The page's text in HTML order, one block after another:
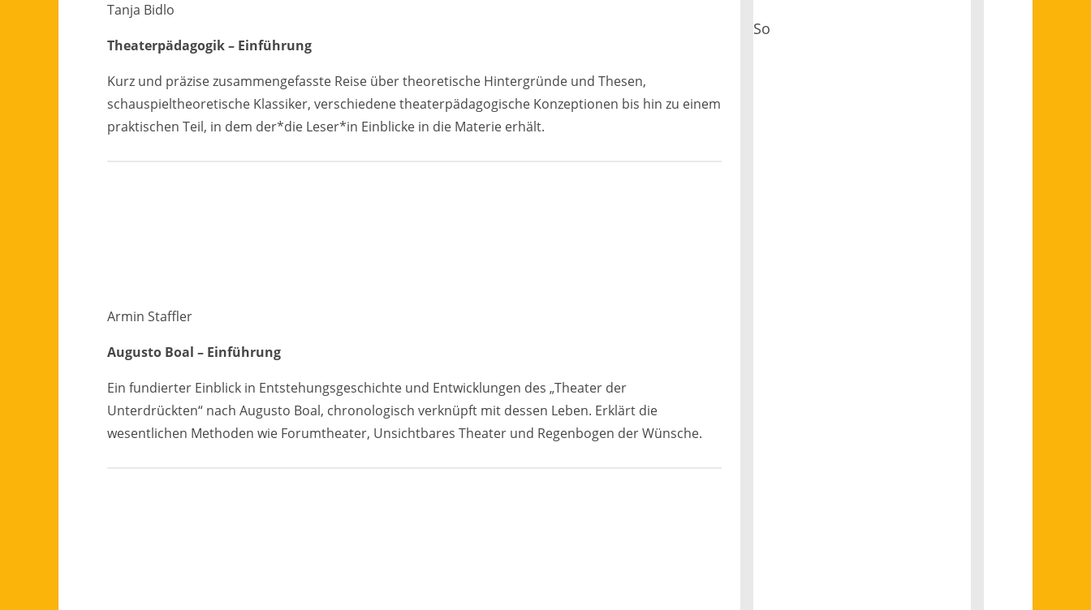
Tanja Bidlo
Theaterpädagogik – Einführung
Kurz und präzise zusammengefasste Reise über theoretische Hintergründe und Thesen,
schauspieltheoretische Klassiker, verschiedene theaterpädagogische Konzeptionen bis hin zu einem
praktischen Teil, in dem der*die Leser*in Einblicke in die Materie erhält.
Armin Staffler
Augusto Boal – Einführung
Ein fundierter Einblick in Entstehungsgeschichte und Entwicklungen des „Theater der
Unterdrückten“ nach Augusto Boal, chronologisch verknüpft mit dessen Leben. Erklärt die
wesentlichen Methoden wie Forumtheater, Unsichtbares Theater und Regenbogen der Wünsche.
So